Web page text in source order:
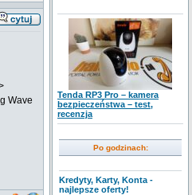
Wave
Tenda RP3 Pro – kamera
bezpieczeństwa – test,
recenzja
Po godzinach:
Kredyty, Karty, Konta -
najlepsze oferty!